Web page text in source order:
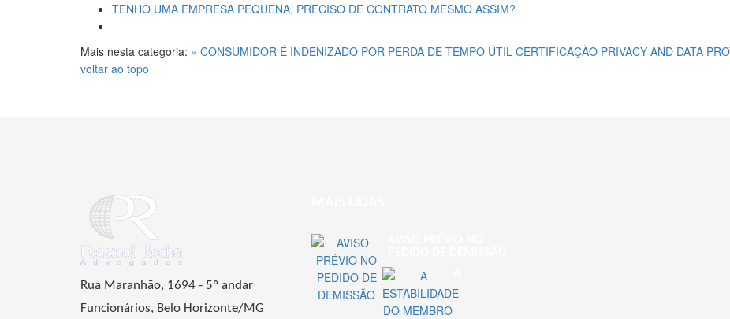
TENHO UMA EMPRESA PEQUENA, PRECISO DE CONTRATO MESMO ASSIM?
Mais nesta categoria: « CONSUMIDOR É INDENIZADO POR PERDA DE TEMPO ÚTIL CERTIFICAÇÃO PRIVACY AND DATA
voltar ao topo
Rua Maranhão, 1694 - 5º andar
Funcionários, Belo Horizonte/MG